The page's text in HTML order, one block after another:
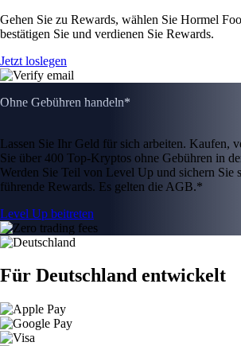
Gehen Sie zu Rewards, wählen Sie Hormel
bestätigen Sie und verdienen Sie Rewards.
Jetzt loslegen
Ohne Gebühren handeln*
Lassen Sie Ihr Geld für sich arbeiten. Kaufen,
Sie über 400 Top-Kryptos ohne Gebühren in
Werden Sie Teil von Level Up und sichern Sie
führende Rewards. Es gelten die AGB.*
Level Up beitreten
Für Deutschland entwickelt